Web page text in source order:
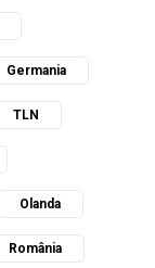
Germania
TLN
Olanda
România